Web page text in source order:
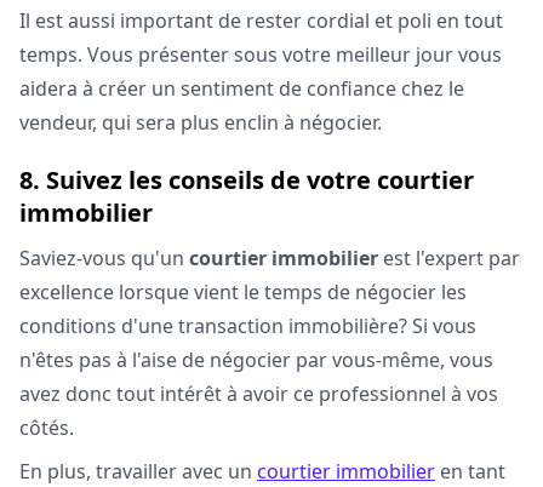
Il est aussi important de rester cordial et poli en tout
temps. Vous présenter sous votre meilleur jour vous
aidera à créer un sentiment de confiance chez le
vendeur, qui sera plus enclin à négocier.
8. Suivez les conseils de votre courtier
immobilier
Saviez-vous qu'un courtier immobilier est l'expert par
excellence lorsque vient le temps de négocier les
conditions d'une transaction immobilière? Si vous
n'êtes pas à l'aise de négocier par vous-même, vous
avez donc tout intérêt à avoir ce professionnel à vos
côtés.
En plus, travailler avec un courtier immobilier en tant